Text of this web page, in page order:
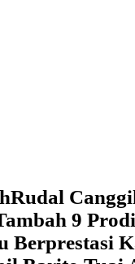
Rudal
9